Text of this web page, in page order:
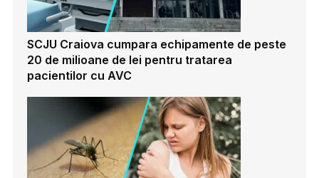
SCJU Craiova cumpara echipamente de peste
20 de milioane de lei pentru tratarea
pacientilor cu AVC